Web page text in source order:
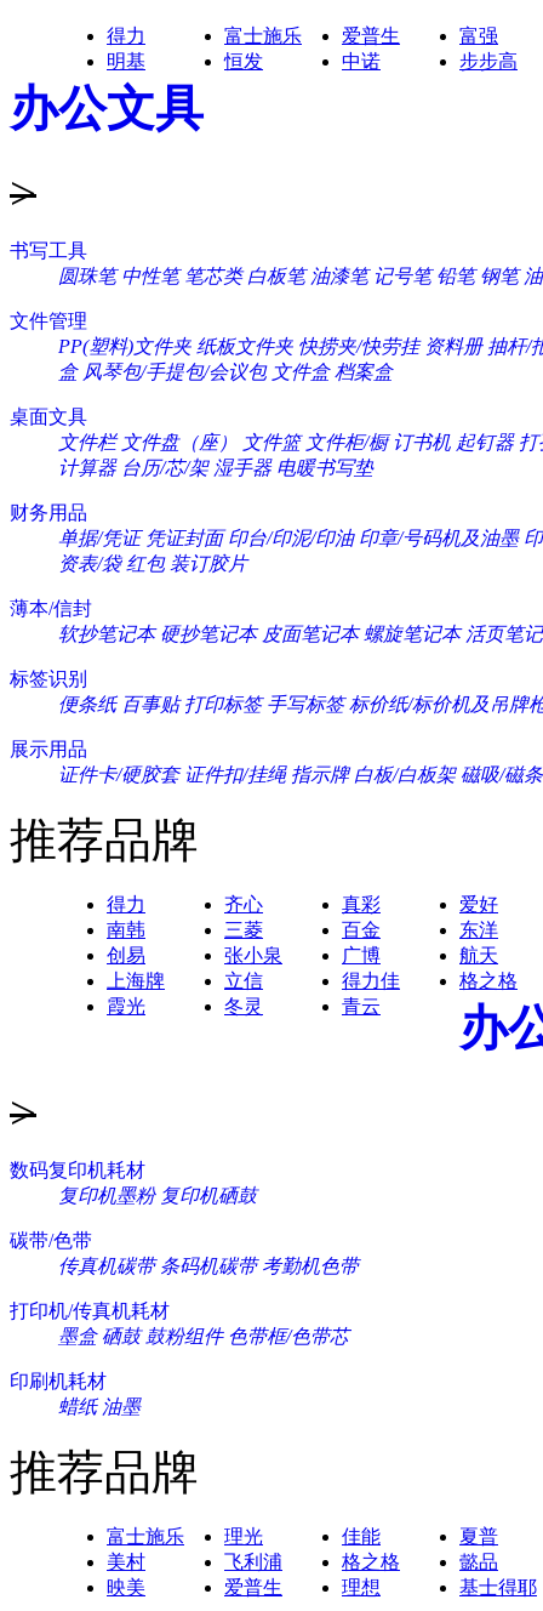
得力 富士施乐 爱普生
富强
明基
恒发 中诺 步步高
办公文具
>
书写工具
圆珠笔 中性笔 笔芯类 白板笔 油漆笔 记号笔 铅笔 钢笔
文件管理
PP(塑料)文件夹 纸板文件夹 快捞夹/快劳挂 资料册 抽杆/
盒 风琴包/手提包/会议包 文件盒 档案盒
桌面文具
文件栏 文件盘（座） 文件篮 文件柜/橱 订书机 起钉器 打
计算器 台历/芯/架 湿手器 电暖书写垫
财务用品
单据/凭证 凭证封面 印台/印泥/印油 印章/号码机及油墨
资表/袋 红包 装订胶片
薄本/信封
软抄笔记本 硬抄笔记本 皮面笔记本 螺旋笔记本 活页笔
标签识别
便条纸 百事贴 打印标签 手写标签 标价纸/标价机及吊牌
展示用品
证件卡/硬胶套 证件扣/挂绳 指示牌 白板/白板架 磁吸/磁条
推荐品牌
得力 齐心 真彩
爱好
南韩
三菱 百金
东洋
创易
张小泉 广博
航天
上海牌
立信 得力佳
格之格
霞光
冬灵 青云 办
>
数码复印机耗材
复印机墨粉 复印机硒鼓
碳带/色带
传真机碳带 条码机碳带 考勤机色带
打印机/传真机耗材
墨盒 硒鼓 鼓粉组件 色带框/色带芯
印刷机耗材
蜡纸 油墨
推荐品牌
富士施乐 理光 佳能
夏普
美村
飞利浦 格之格
懿品
映美
爱普生 理想 基士得耶